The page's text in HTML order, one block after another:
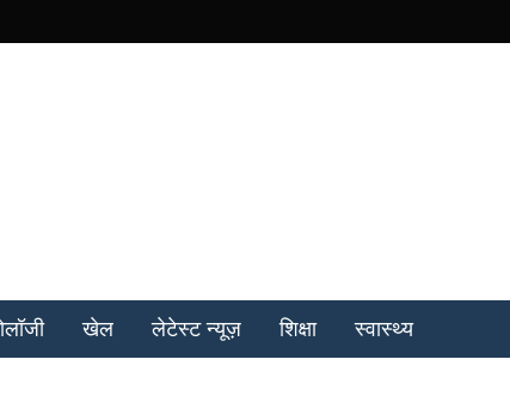
खेल लेटेस्ट न्यूज़ शिक्षा स्वास्थ्य